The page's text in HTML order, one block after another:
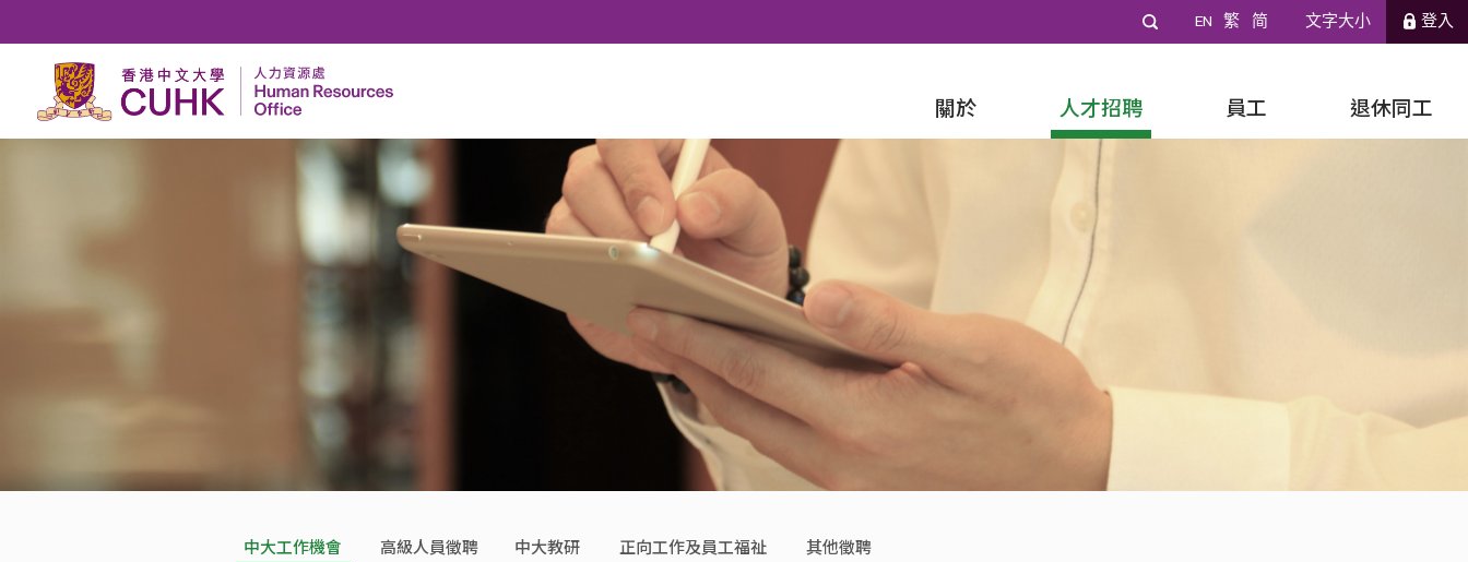
EN 繁 简 文字大小 登入
關於 人才招聘 員工 退休同工
中大工作機會 高級人員徵聘 中大教研 正向工作及員工福祉 其他徵聘